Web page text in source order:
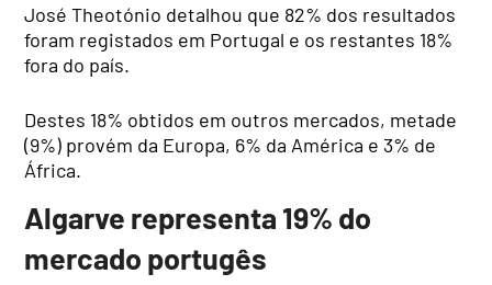
José Theotónio detalhou que 82% dos resultados
foram registados em Portugal e os restantes 18%
fora do país.
Destes 18% obtidos em outros mercados, metade
(9%) provém da Europa, 6% da América e 3% de
África.
Algarve representa 19% do
mercado portugês